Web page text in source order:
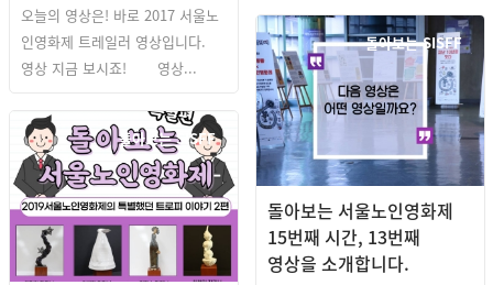
오늘의 영상은! 바로 2017 서울노
인영화제 트레일러 영상입니다.
영상 지금 보시죠! 영상...
돌아보는 SISFF
돌아보는 서울노인영화제
15번째 시간, 13번째
영상을 소개합니다.
돌아보는 SISFF